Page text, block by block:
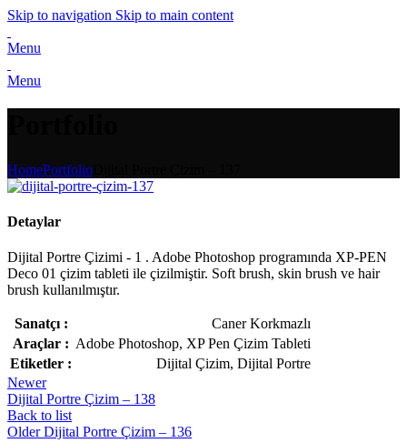
Skip to navigation Skip to main content
Menu
Menu
HomePortfolio
Detaylar
Dijital Portre Çizimi - 1 . Adobe Photoshop programında XP-PEN
Deco 01 çizim tableti ile çizilmiştir. Soft brush, skin brush ve hair
brush kullanılmıştır.
Sanatçı :
Caner Korkmazlı
Araçlar : Adobe Photoshop, XP Pen Çizim Tableti
Etiketler :
Dijital Çizim, Dijital Portre
Newer
Dijital Portre Çizim – 138
Back to list
Older Dijital Portre Çizim – 136